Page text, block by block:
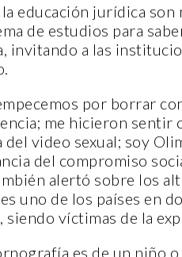
educación jurídica
de estudios para
invitando a las
por borrar
me hicieron sentir
video sexual; soy
del compromiso
alertó sobre los
uno de los países en
siendo víctimas de la
es de un niño